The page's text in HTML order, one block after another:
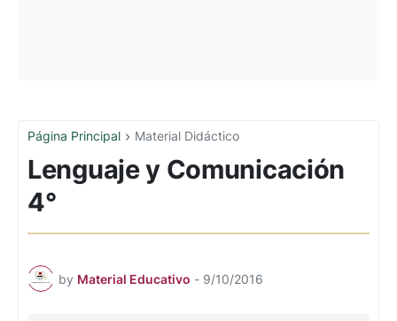
Página Principal Material Didáctico
Lenguaje y Comunicación
4°
by Material Educativo - 9/10/2016